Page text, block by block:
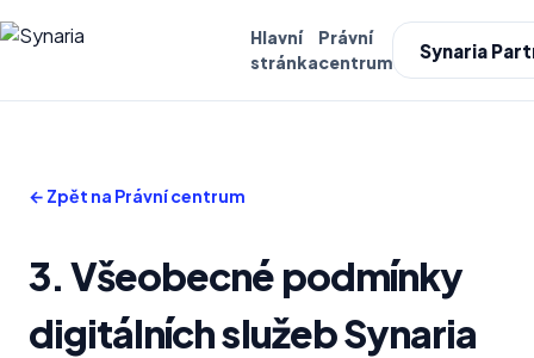
Hlavní
stránka
Právní
centrum
Synaria
← Zpět na Právní centrum
3. Všeobecné podmínky
digitálních služeb Synaria